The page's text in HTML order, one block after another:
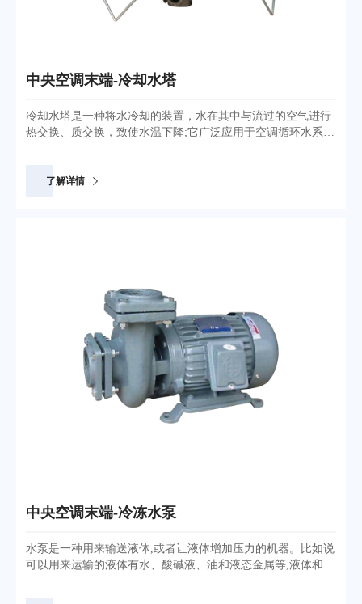
中央空调末端-冷却水塔
冷却水塔是一种将水冷却的装置，水在其中与流过的空气进行
热交换、质交换，致使水温下降;它广泛应用于空调循环水系统
方。具有水量损失较小,占地面积小,冷却效果好等优点。
了解详情
中央空调末端-冷冻水泵
水泵是一种用来输送液体,或者让液体增加压力的机器。比如说
可以用来运输的液体有水、酸碱液、油和液态金属等,液体和气